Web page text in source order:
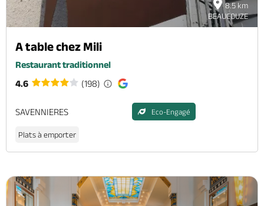
8.5 km
BEAUCOUZE
A table chez Mili
Restaurant traditionnel
4.6
(198)
SAVENNIERES Eco-Engagé
Plats à emporter